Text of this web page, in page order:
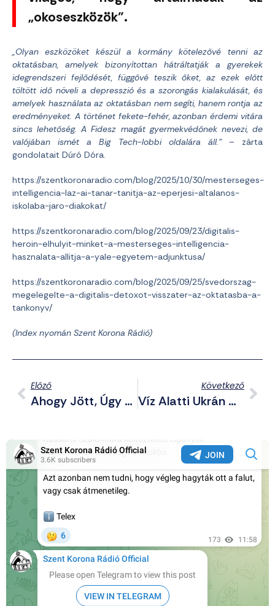
„okoseszközök”.
„Olyan eszközöket készül a kormány kötelezővé tenni az
oktatásban, amelyek bizonyítottan hátráltatják a gyerekek
idegrendszeri fejlődését, függővé teszik őket, az ezek előtt
töltött idő növeli a depresszió és a szorongás kialakulását, és
amelyek használata az oktatásban nem segíti, hanem rontja az
eredményeket. A történet fekete-fehér, azonban érdemi vitára
sincs lehetőség. A Fidesz magát gyermekvédőnek nevezi, de
valójában ismét a Big Tech-lobbi oldalára áll.”– zárta
gondolatait Dúró Dóra.
https://szentkoronaradio.com/blog/2025/10/30/mesterseges-
intelligencia-laz-ai-tanar-tanitja-az-eperjesi-altalanos-
iskolaba-jaro-diakokat/
https://szentkoronaradio.com/blog/2025/09/23/digitalis-
heroin-elhulyit-minket-a-mesterseges-intelligencia-
hasznalata-allitja-a-yale-egyetem-adjunktusa/
https://szentkoronaradio.com/blog/2025/09/25/svedorszag-
megelegelte-a-digitalis-detoxot-visszater-az-oktatasba-a-
tankonyv/
(Index nyomán Szent Korona Rádió)
Előző
Ahogy Jött, Úgy Ment: Egy Hétig Bírta A Szőlő Utca Új Kinevezett Igazgatója
Következő
Víz Alatti Ukrán Drónok Megsemmisítettek Egy Orosz Tengeralattjárót, Ismét Instragramon A HVIM, Eltemették Vitéz Marton Lajost – Telegram Posztjaink (2025.12.17.)